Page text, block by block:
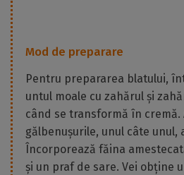
Mod de preparare
Pentru prepararea blatului,
untul moale cu zahărul și
când se transformă în cremă.
gălbenușurile, unul câte unul,
Încorporează făina
și un praf de sare. Vei obține